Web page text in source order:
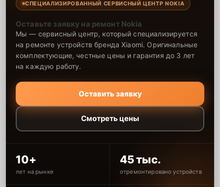
СПЕЦИАЛИЗИРОВАННЫЙ СЕРВИСНЫЙ ЦЕНТР NOKIA
Оставьте заявку на ремонт Nokia
Мы — сервисный центр, который специализируется
на ремонте устройств бренда Xiaomi. Оригинальные
комплектующие, честные цены и гарантия до 3 лет
на каждую работу.
Оставить заявку
Смотреть цены
10+
лет на рынке
45 тыс.
отремонтировано устройств